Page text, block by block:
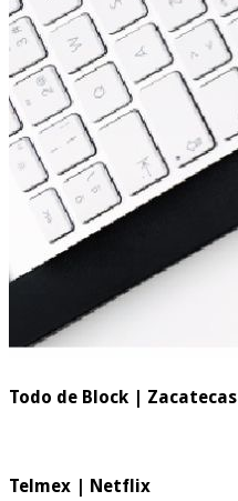
Todo de Block | Zacatecas
Telmex | Netflix